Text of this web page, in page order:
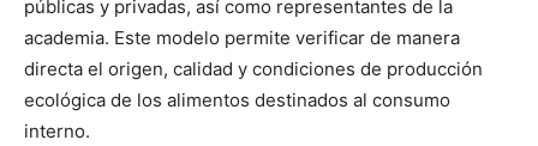
públicas y privadas, así como representantes de la
academia. Este modelo permite verificar de manera
directa el origen, calidad y condiciones de producción
ecológica de los alimentos destinados al consumo
interno.